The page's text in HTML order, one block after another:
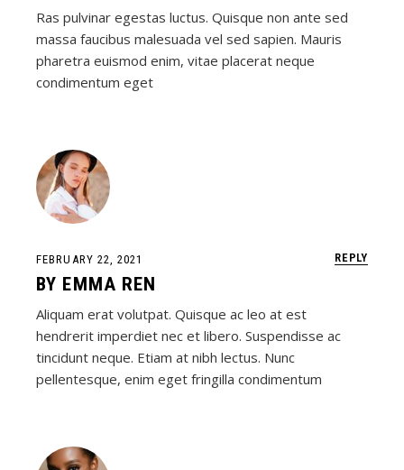
Ras pulvinar egestas luctus. Quisque non ante sed
massa faucibus malesuada vel sed sapien. Mauris
pharetra euismod enim, vitae placerat neque
condimentum eget
REPLY
FEBRUARY 22, 2021
BY EMMA REN
Aliquam erat volutpat. Quisque ac leo at est
hendrerit imperdiet nec et libero. Suspendisse ac
tincidunt neque. Etiam at nibh lectus. Nunc
pellentesque, enim eget fringilla condimentum